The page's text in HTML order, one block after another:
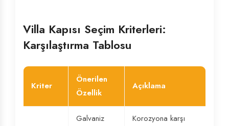
Villa Kapısı Seçim Kriterleri:
Karşılaştırma Tablosu
Kriter
Önerilen
Özellik
Açıklama
Galvaniz
Korozyona karşı